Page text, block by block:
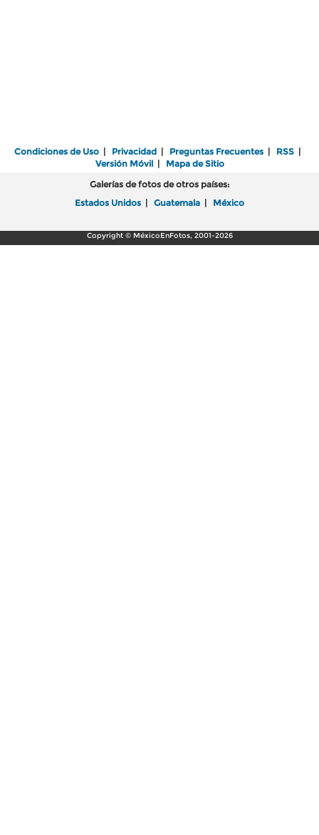
Condiciones de Uso | Privacidad | Preguntas Frecuentes | RSS |
Versión Móvil| Mapa de Sitio
Galerías de fotos de otros países:
Estados Unidos | Guatemala | México
Copyright © MéxicoEnFotos, 2001-2026